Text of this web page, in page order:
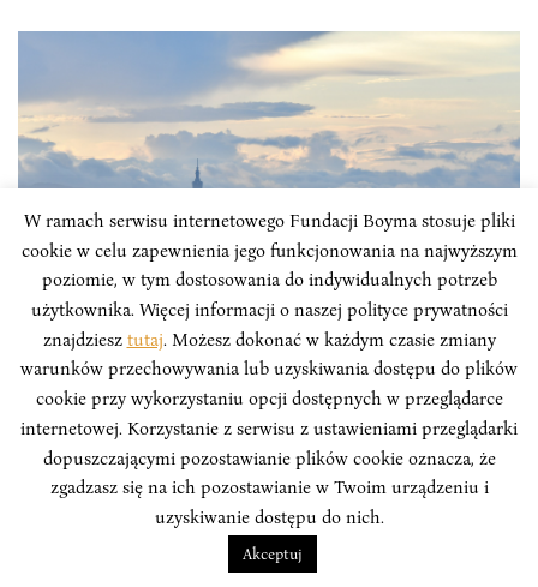
ARTYKUŁY TYGODNIA W AZJI
Tydzień w Azji: Gratulacje dla
prezydent Tsai Ing-wen, czyli Tajwan
wzmacnia swoją pozycję podczas
kryzysu pandemicznego
Sukces w walce z pandemią może okazać się furtką do
W ramach serwisu internetowego Fundacji Boyma stosuje pliki
cookie w celu zapewnienia jego funkcjonowania na najwyższym
poziomie, w tym dostosowania do indywidualnych potrzeb
użytkownika. Więcej informacji o naszej polityce prywatności
znajdziesz tutaj. Możesz dokonać w każdym czasie zmiany
warunków przechowywania lub uzyskiwania dostępu do plików
cookie przy wykorzystaniu opcji dostępnych w przeglądarce
internetowej. Korzystanie z serwisu z ustawieniami przeglądarki
dopuszczającymi pozostawianie plików cookie oznacza, że
zgadzasz się na ich pozostawianie w Twoim urządzeniu i
uzyskiwanie dostępu do nich.
Akceptuj